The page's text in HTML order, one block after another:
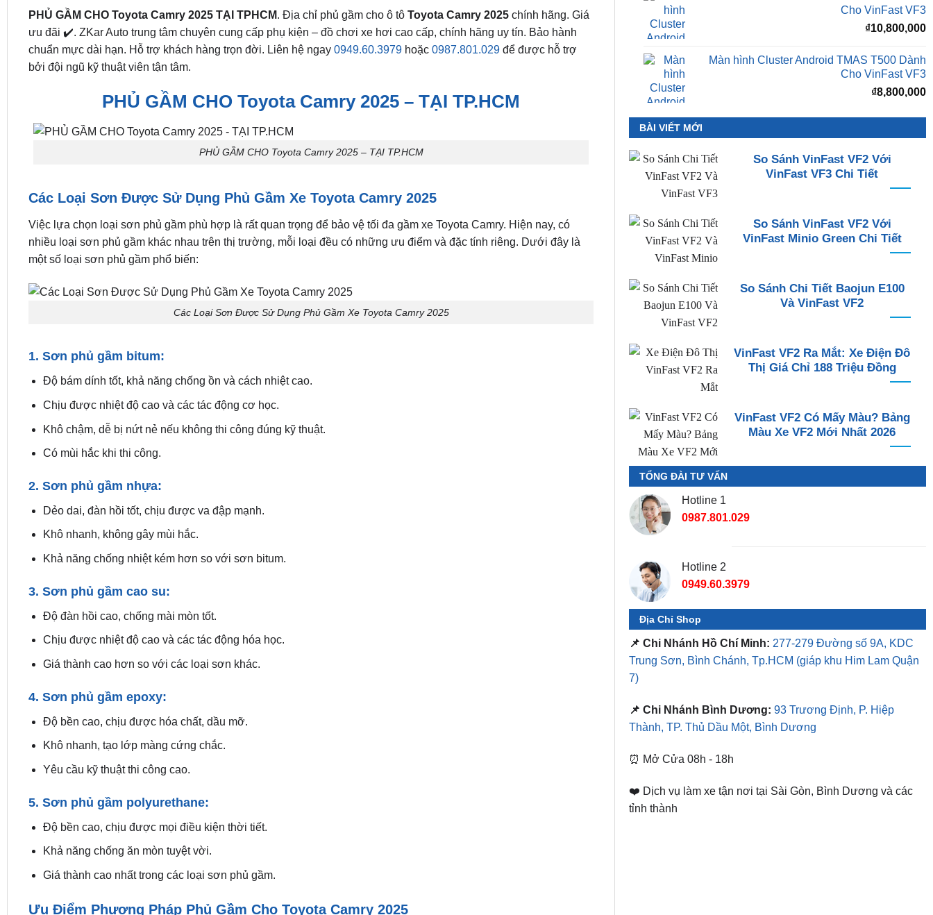
PHỦ GẦM CHO Toyota Camry 2025 TẠI TPHCM. Địa chỉ phủ gầm cho ô tô Toyota Camry 2025 chính hãng. Giá
ưu đãi ✔️. ZKar Auto trung tâm chuyên cung cấp phụ kiện – đồ chơi xe hơi cao cấp, chính hãng uy tín. Bảo hành
chuẩn mực dài hạn. Hỗ trợ khách hàng trọn đời. Liên hệ ngay 0949.60.3979hoặc 0987.801.029để được hỗ trợ
bởi đội ngũ kỹ thuật viên tận tâm.
PHỦ GẦM CHO Toyota Camry 2025 – TẠI TP.HCM
PHỦ GẦM CHO Toyota Camry 2025 – TẠI TP.HCM
Các Loại Sơn Được Sử Dụng Phủ Gầm Xe Toyota Camry 2025
Việc lựa chọn loại sơn phủ gầm phù hợp là rất quan trọng để bảo vệ tối đa gầm xe Toyota Camry. Hiện nay, có
nhiều loại sơn phủ gầm khác nhau trên thị trường, mỗi loại đều có những ưu điểm và đặc tính riêng. Dưới đây là
một số loại sơn phủ gầm phổ biến:
Các Loại Sơn Được Sử Dụng Phủ Gầm Xe Toyota Camry 2025
1. Sơn phủ gầm bitum:
Độ bám dính tốt, khả năng chống ồn và cách nhiệt cao.
Chịu được nhiệt độ cao và các tác động cơ học.
Khô chậm, dễ bị nứt nẻ nếu không thi công đúng kỹ thuật.
Có mùi hắc khi thi công.
2. Sơn phủ gầm nhựa:
Dẻo dai, đàn hồi tốt, chịu được va đập mạnh.
Khô nhanh, không gây mùi hắc.
Khả năng chống nhiệt kém hơn so với sơn bitum.
3. Sơn phủ gầm cao su:
Độ đàn hồi cao, chống mài mòn tốt.
Chịu được nhiệt độ cao và các tác động hóa học.
Giá thành cao hơn so với các loại sơn khác.
4. Sơn phủ gầm epoxy:
Độ bền cao, chịu được hóa chất, dầu mỡ.
Khô nhanh, tạo lớp màng cứng chắc.
Yêu cầu kỹ thuật thi công cao.
5. Sơn phủ gầm polyurethane:
Độ bền cao, chịu được mọi điều kiện thời tiết.
Khả năng chống ăn mòn tuyệt vời.
Giá thành cao nhất trong các loại sơn phủ gầm.
Ưu Điểm Phương Pháp Phủ Gầm Cho Toyota Camry 2025
Cho VinFast VF3
₫10,800,000
Màn hình Cluster Android TMAS T500 Dành
Cho VinFast VF3
₫8,800,000
BÀI VIẾT MỚI
So Sánh VinFast VF2 Với
VinFast VF3 Chi Tiết
So Sánh VinFast VF2 Với
VinFast Minio Green Chi Tiết
So Sánh Chi Tiết Baojun E100
Và VinFast VF2
VinFast VF2 Ra Mắt: Xe Điện Đô
Thị Giá Chỉ 188 Triệu Đồng
VinFast VF2 Có Mấy Màu? Bảng
Màu Xe VF2 Mới Nhất 2026
TỔNG ĐÀI TƯ VẤN
Hotline 1
0987.801.029
Hotline 2
0949.60.3979
Địa Chỉ Shop
📌 Chi Nhánh Hồ Chí Minh: 277-279 Đường số 9A, KDC
Trung Sơn, Bình Chánh, Tp.HCM (giáp khu Him Lam Quận
7)
📌 Chi Nhánh Bình Dương: 93 Trương Định, P. Hiệp
Thành, TP. Thủ Dầu Một, Bình Dương
⏰ Mở Cửa 08h - 18h
❤️ Dịch vụ làm xe tận nơi tại Sài Gòn, Bình Dương và các
tỉnh thành